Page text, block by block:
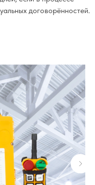
договорённостей.